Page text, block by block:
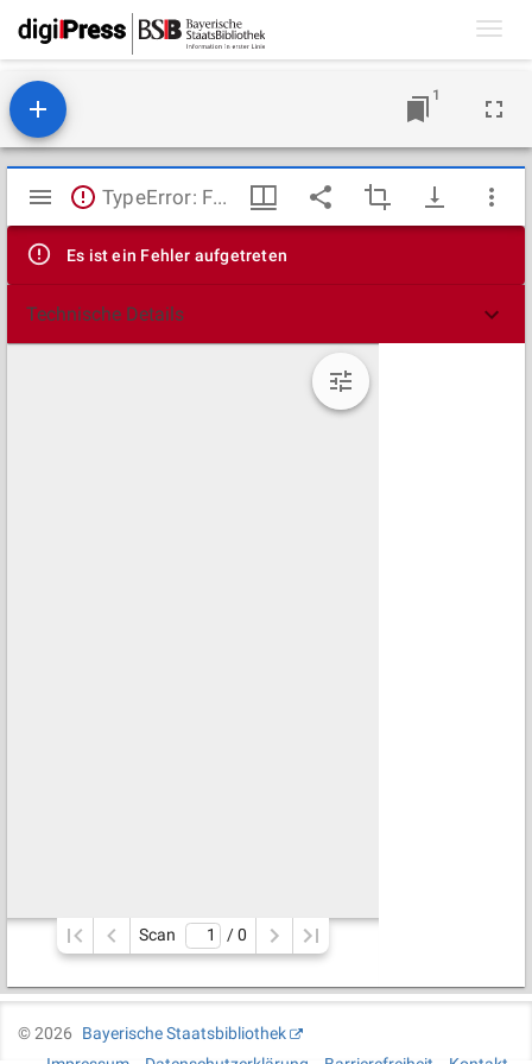
1
Mirador
Viewer
TypeError: Failed to fetch
Es ist ein Fehler aufgetreten
Technische Details
Scan / 0
©2026
Bayerische Staatsbibliothek